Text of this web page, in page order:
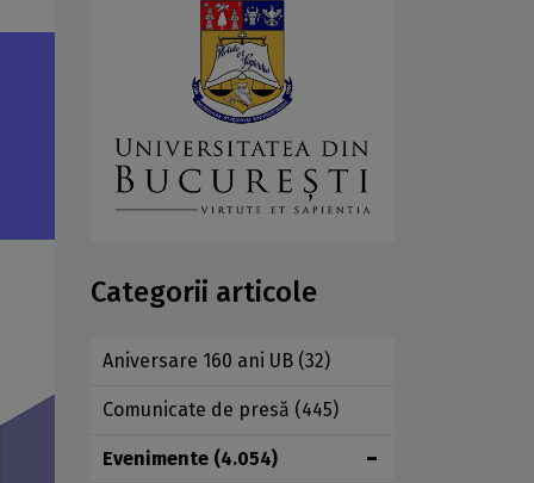
Categorii articole
Aniversare 160 ani UB (32)
Comunicate de presă (445)
Evenimente (4.054)